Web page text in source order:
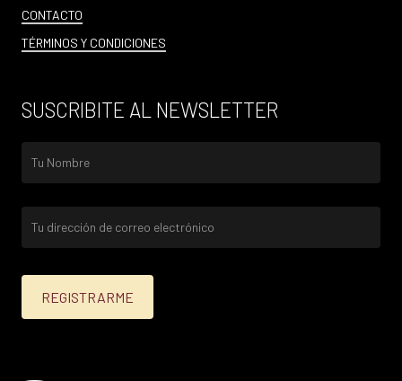
CONTACTO
TÉRMINOS Y CONDICIONES
SUSCRIBITE AL NEWSLETTER